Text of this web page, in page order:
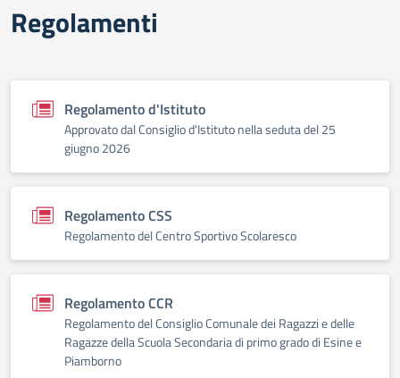
Regolamenti
Regolamento d'Istituto
Approvato dal Consiglio d'Istituto nella seduta del 25
giugno 2026
Regolamento CSS
Regolamento del Centro Sportivo Scolaresco
Regolamento CCR
Regolamento del Consiglio Comunale dei Ragazzi e delle
Ragazze della Scuola Secondaria di primo grado di Esine e
Piamborno